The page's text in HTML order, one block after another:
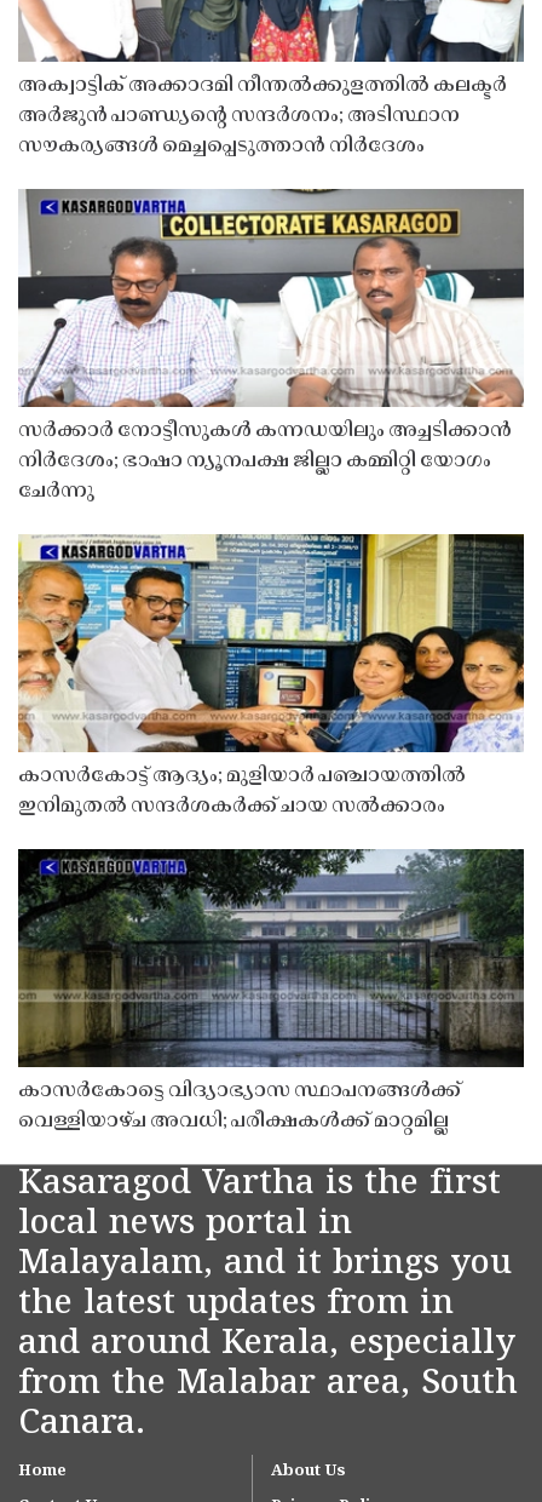
അക്വാട്ടിക് അക്കാദമി നീന്തൽക്കുളത്തിൽ കലക്ടർ
അർജുൻ പാണ്ഡ്യൻ്റെ സന്ദർശനം; അടിസ്ഥാന
സൗകര്യങ്ങൾ മെച്ചപ്പെടുത്താൻ നിർദേശം
സർക്കാർ നോട്ടീസുകൾ കന്നഡയിലും അച്ചടിക്കാൻ
നിർദേശം; ഭാഷാ ന്യൂനപക്ഷ ജില്ലാ കമ്മിറ്റി യോഗം
ചേർന്നു
കാസർകോട്ട് ആദ്യം; മുളിയാർ പഞ്ചായത്തിൽ
ഇനിമുതൽ സന്ദർശകർക്ക് ചായ സൽക്കാരം
കാസർകോട്ടെ വിദ്യാഭ്യാസ സ്ഥാപനങ്ങൾക്ക്
വെള്ളിയാഴ്ച അവധി; പരീക്ഷകൾക്ക് മാറ്റമില്ല
Kasaragod Vartha is the first
local news portal in
Malayalam, and it brings you
the latest updates from in
and around Kerala, especially
from the Malabar area, South
Canara.
Home
About Us